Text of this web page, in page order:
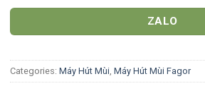
ZALO
Categories: Máy Hút Mùi Máy Hút Mùi Fagor